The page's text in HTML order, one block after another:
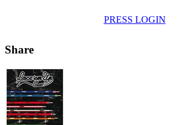
PRESS LOGIN
Share